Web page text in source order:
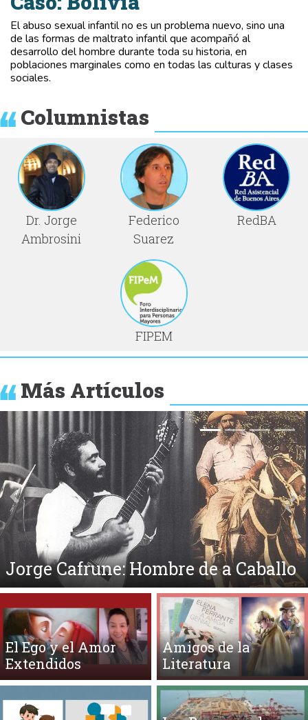
El abuso sexual infantil no es un problema nuevo, sino una
de las formas de maltrato infantil que acompañó al
desarrollo del hombre durante toda su historia, en
poblaciones marginales como en todas las culturas y clases
sociales.
Columnistas
Dr. Jorge
Ambrosini
Federico
Suarez
RedBA
FIPEM
Más Artículos
La Mirada
Anterior
El Ego y el Amor
Extendidos
Amigos de la
Literatura